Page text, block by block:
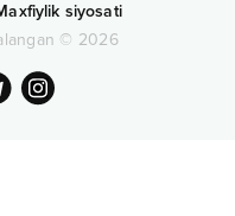
siyosati
© 2026